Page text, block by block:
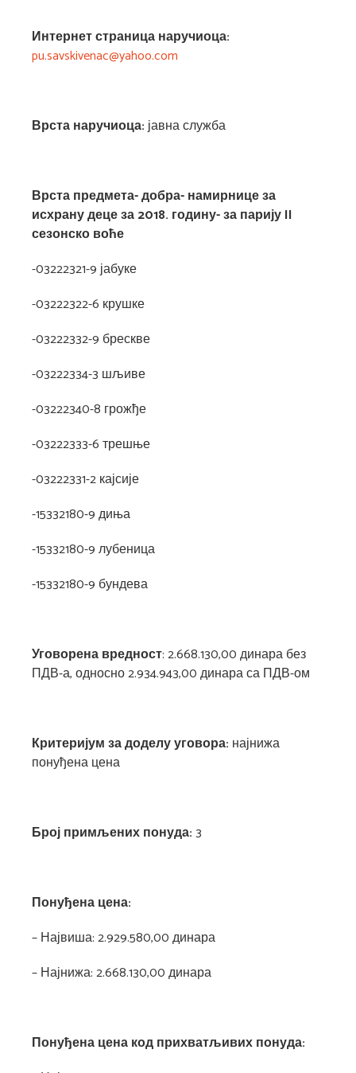
Интернет страница наручиоца:
pu.savskivenac@yahoo.com
Врста наручиоца:јавна служба
Врста предмета- добра-намирнице за
исхрану деце за 2018. годину-за паријуII
сезонско воће
-03222321-9 јабуке
-03222322-6 крушке
-03222332-9 брескве
-03222334-3 шљиве
-03222340-8 грожђе
-03222333-6 трешње
-03222331-2 кајсије
-15332180-9 диња
-15332180-9 лубеница
-15332180-9 бундева
Уговорена вредност: 2.668.130,00 динара без
ПДВ-а, односно 2.934.943,00 динара са ПДВ-ом
Критеријум за доделу уговора: најнижа
понуђена цена
Број примљених понуда:3
Понуђена цена:
– Највиша: 2.929.580,00 динара
– Најнижа: 2.668.130,00 динара
Понуђена цена код прихватљивих понуда: